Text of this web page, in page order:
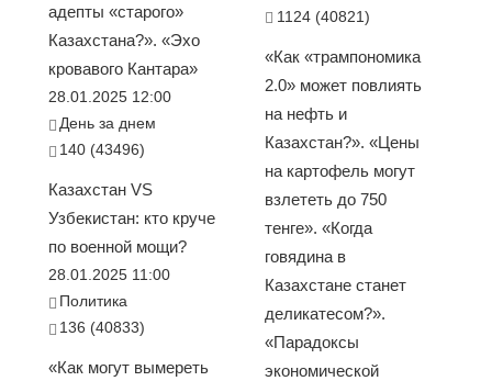
адепты «старого»
Казахстана?». «Эхо
кровавого Кантара»
28.01.2025 12:00
День за днем
140 (43496)
Казахстан VS
Узбекистан: кто круче
по военной мощи?
28.01.2025 11:00
Политика
136 (40833)
«Как могут вымереть
1124 (40821)
«Как «трампономика
2.0» может повлиять
на нефть и
Казахстан?». «Цены
на картофель могут
взлететь до 750
тенге». «Когда
говядина в
Казахстане станет
деликатесом?».
«Парадоксы
экономической